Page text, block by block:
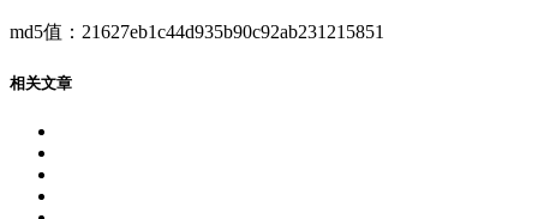
md5值：21627eb1c44d935b90c92ab231215851
相关文章